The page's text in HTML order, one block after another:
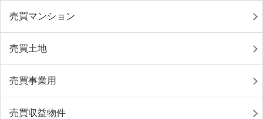
売買マンション
売買土地
売買事業用
売買収益物件